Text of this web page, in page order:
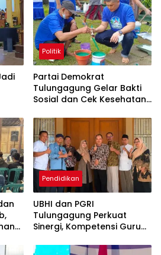
Politik
Partai Demokrat
Tulungagung Gelar Bakti
Sosial dan Cek Kesehatan
Pendidikan
UBHI dan PGRI
Tulungagung Perkuat
Sinergi, Kompetensi Guru